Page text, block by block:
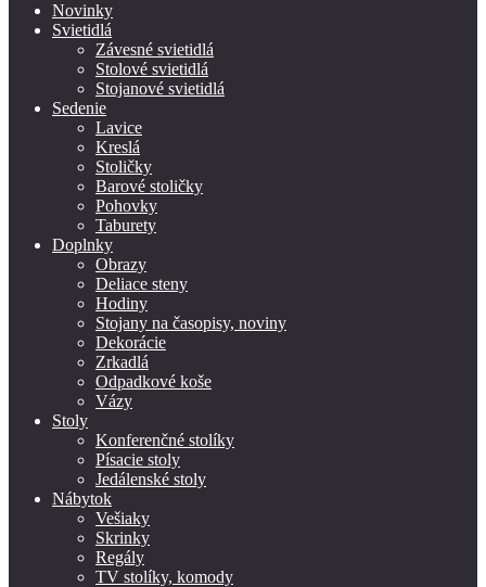
Novinky
Svietidlá
Závesné svietidlá
Stolové svietidlá
Stojanové svietidlá
Sedenie
Lavice
Kreslá
Stoličky
Barové stoličky
Pohovky
Taburety
Doplnky
Obrazy
Deliace steny
Hodiny
Stojany na časopisy, noviny
Dekorácie
Zrkadlá
Odpadkové koše
Vázy
Stoly
Konferenčné stolíky
Písacie stoly
Jedálenské stoly
Nábytok
Vešiaky
Skrinky
Regály
TV stolíky, komody